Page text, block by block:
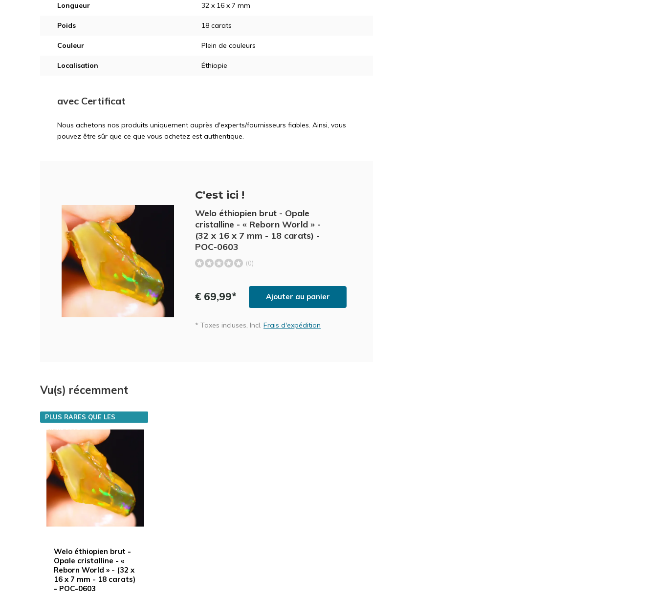
Longueur 32 x 16 x 7 mm
Poids 18 carats
Couleur Plein de couleurs
Localisation Éthiopie
avec Certificat
Nous achetons nos produits uniquement auprès d'experts/fournisseurs fiables. Ainsi, vous
pouvez être sûr que ce que vous achetez est authentique.
C'est ici !
Welo éthiopien brut - Opale
cristalline - « Reborn World » -
(32 x 16 x 7 mm - 18 carats) -
POC-0603
(0)
€ 69,99* Ajouter au panier
* Taxes incluses, Incl. Frais d'expédition
Vu(s) récemment
Welo éthiopien brut -
Opale cristalline - «
Reborn World » - (32 x
16 x 7 mm - 18 carats)
- POC-0603
PLUS RARES QUE LES